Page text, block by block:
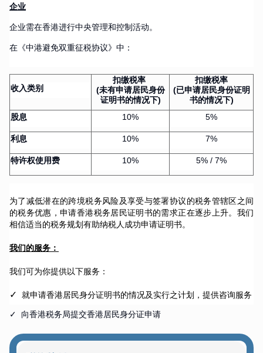
企业
企业需在香港进行中央管理和控制活动。
在《中港避免双重征税协议》中：
收入类别
扣缴税率
(未有申请居民身份
证明书的情况下)
扣缴税率
(已申请居民身份证明
书的情况下)
股息
10% 5%
利息 10% 7%
特许权使用费 10% 5% / 7%
为了减低潜在的跨境税务风险及享受与签署协议的税务管辖区之间
的税务优惠，申请香港税务居民证明书的需求正在逐步上升。我们
相信适当的税务规划有助纳税人成功申请证明书。
我们的服务：
我们可为你提供以下服务：
✓ 就申请香港居民身分证明书的情况及实行之计划，提供咨询服务
✓ 向香港税务局提交香港居民身分证申请